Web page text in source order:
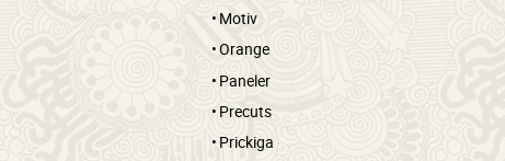
Motiv
Orange
Paneler
Precuts
Prickiga